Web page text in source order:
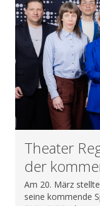
Theater
der
Am 20. März
seine kommende